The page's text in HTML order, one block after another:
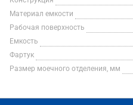
Материал емкости
Рабочая поверхность
Емкость
Фартук
Размер моечного отделения, мм